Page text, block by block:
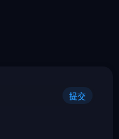
提交